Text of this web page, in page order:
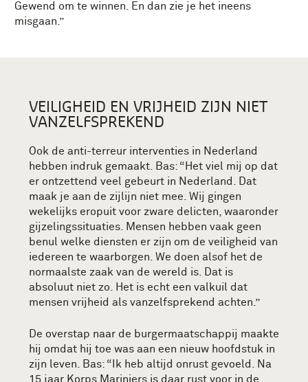
Gewend om te winnen. En dan zie je het ineens
misgaan.”
VEILIGHEID EN VRIJHEID ZIJN NIET
VANZELFSPREKEND
Ook de anti-terreur interventies in Nederland
hebben indruk gemaakt. Bas: “Het viel mij op dat
er ontzettend veel gebeurt in Nederland. Dat
maak je aan de zijlijn niet mee. Wij gingen
wekelijks eropuit voor zware delicten, waaronder
gijzelingssituaties. Mensen hebben vaak geen
benul welke diensten er zijn om de veiligheid van
iedereen te waarborgen. We doen alsof het de
normaalste zaak van de wereld is. Dat is
absoluut niet zo. Het is echt een valkuil dat
mensen vrijheid als vanzelfsprekend achten.”
De overstap naar de burgermaatschappij maakte
hij omdat hij toe was aan een nieuw hoofdstuk in
zijn leven. Bas: “Ik heb altijd onrust gevoeld. Na
15 jaar Korps Mariniers is daar rust voor in de